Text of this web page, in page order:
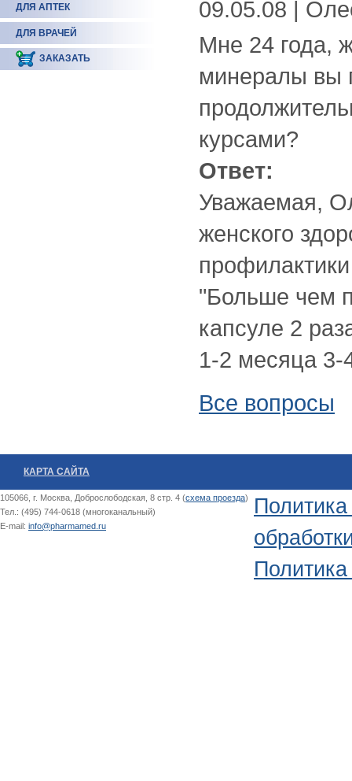
ДЛЯ АПТЕК
ДЛЯ ВРАЧЕЙ
ЗАКАЗАТЬ
09.05.08 |
Мне 24 года,
минералы вы
курсами?
Ответ:
Уважаемая,
женского
"Больше чем
капсуле 2
1-2 месяца 3-
Все вопросы
КАРТА САЙТА
105066, г. Москва, Доброслободская, 8 стр. 4 (схема проезда)
Тел.: (495) 744-0618 (многоканальный)
E-mail: info@pharmamed.ru